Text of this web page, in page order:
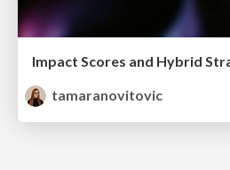
tamaranovitovic